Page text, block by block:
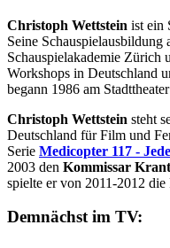
Christoph Wettstein ist ein
Seine
Schauspielakademie Zürich
Workshops in Deutschland
begann 1986 am
Christoph Wettstein steht
Deutschland für Film und
Serie Medicopter 117 -
2003 den Kommissar
spielte er von 2011-2012 die
Demnächst im TV: